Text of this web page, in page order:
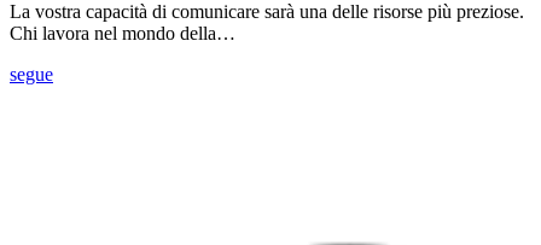
La vostra capacità di comunicare sarà una delle risorse più preziose.
Chi lavora nel mondo della…
segue